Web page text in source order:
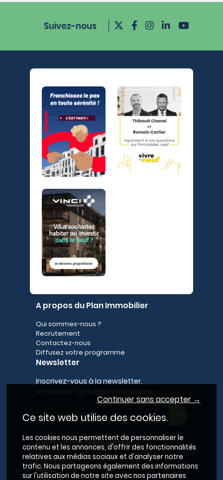
Suivez-nous
A propos du Plan Immobilier
Qui sommes-nous ?
Recrutement
Contactez-nous
Diffusez votre programme
Newsletter
Inscrivez-vous à la newsletter,
Recherches fréquentes
Grand Paris
Rhône
Continuer sans accepter →
Ce site web utilise des cookies.
Les cookies nous permettent de personnaliser le
contenu et les annonces, d'offrir des fonctionnalités
relatives aux médias sociaux et d'analyser notre
trafic. Nous partageons également des informations
sur l'utilisation de notre site avec nos partenaires